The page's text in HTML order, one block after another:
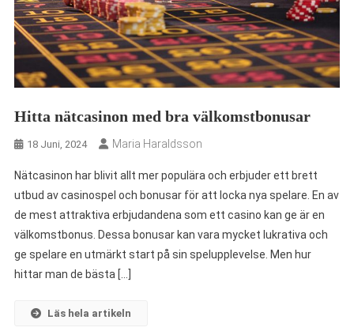
Hitta nätcasinon med bra välkomstbonusar
18 Juni, 2024 Maria Haraldsson
Nätcasinon har blivit allt mer populära och erbjuder ett brett
utbud av casinospel och bonusar för att locka nya spelare. En av
de mest attraktiva erbjudandena som ett casino kan ge är en
välkomstbonus. Dessa bonusar kan vara mycket lukrativa och
ge spelare en utmärkt start på sin spelupplevelse. Men hur
hittar man de bästa […]
Läs hela artikeln